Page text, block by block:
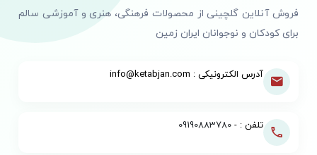
فروش آنلاین گلچینی از محصولات فرهنگی، هنری و آموزشی سالم
برای کودکان و نوجوانان ایران زمین
آدرس الکترونیکی : info@ketabjan.com
تلفن : -09190883780